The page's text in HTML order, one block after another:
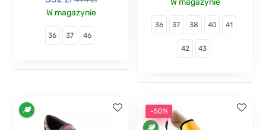
W magazynie
36 37 46
W magazynie
36 37 38 40 41
42 43
-50%